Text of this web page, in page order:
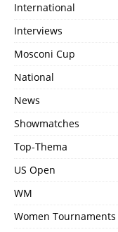
International
Interviews
Mosconi Cup
National
News
Showmatches
Top-Thema
US Open
WM
Women Tournaments